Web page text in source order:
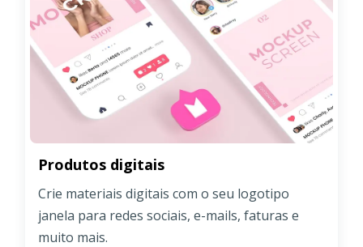
Produtos digitais
Crie materiais digitais com o seu logotipo
janela para redes sociais, e-mails, faturas e
muito mais.